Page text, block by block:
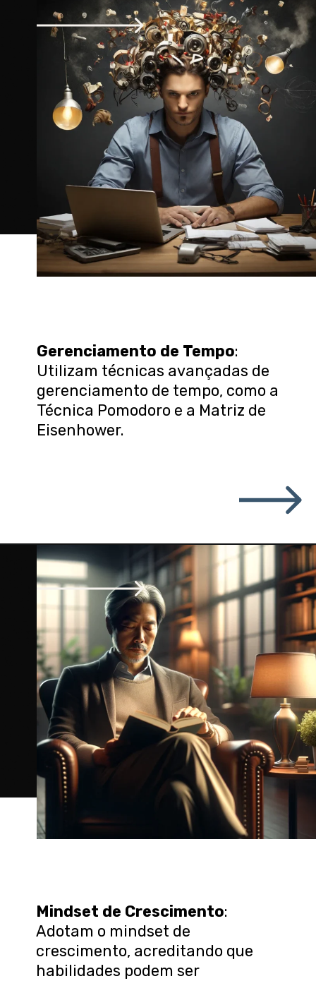
Gerenciamento de Tempo:
Utilizam técnicas avançadas de
gerenciamento de tempo, como a
Técnica Pomodoro e a Matriz de
Eisenhower.
Mindset de Crescimento:
Adotam o mindset de
crescimento, acreditando que
habilidades podem ser